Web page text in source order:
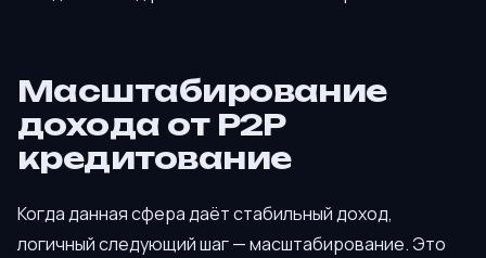
Масштабирование
дохода от P2P
кредитование
Когда данная сфера даёт стабильный доход,
логичный следующий шаг — масштабирование. Это